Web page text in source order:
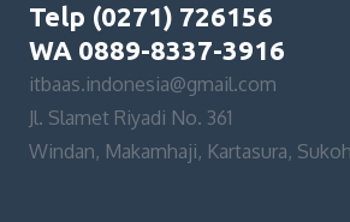
Telp (0271) 726156
WA 0889-8337-3916
itbaas.indonesia@gmail.com
Jl. Slamet Riyadi No. 361
Windan, Makamhaji, Kartasura,